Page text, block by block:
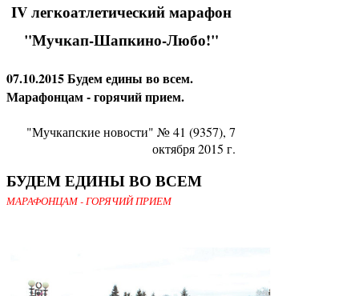
IV легкоатлетический марафон
"Мучкап-Шапкино-Любо!"
07.10.2015 Будем едины во всем.
Марафонцам - горячий прием.
"Мучкапские новости" № 41 (9357), 7
октября 2015 г.
БУДЕМ ЕДИНЫ ВО ВСЕМ
МАРАФОНЦАМ - ГОРЯЧИЙ ПРИЕМ